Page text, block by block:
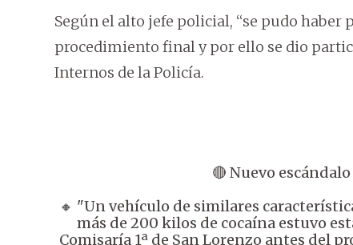
Según el alto jefe policial, “se pudo haber
procedimiento final y por ello se dio
Internos de la Policía.
🔴 Nuevo
🔸 "Un vehículo de similares
más de 200 kilos de cocaína estuvo
Comisaría 1ª de San Lorenzo antes del